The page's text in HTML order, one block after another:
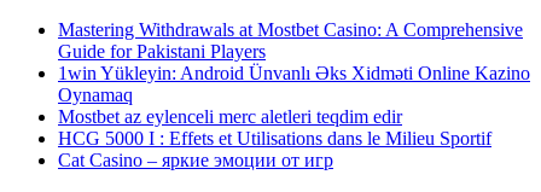
Mastering Withdrawals at Mostbet Casino: A Comprehensive
Guide for Pakistani Players
1win Yükleyin: Android Ünvanlı Əks Xidməti Online Kazino
Oynamaq
Mostbet az eylenceli merc aletleri teqdim edir
HCG 5000 I : Effets et Utilisations dans le Milieu Sportif
Cat Casino – яркие эмоции от игр